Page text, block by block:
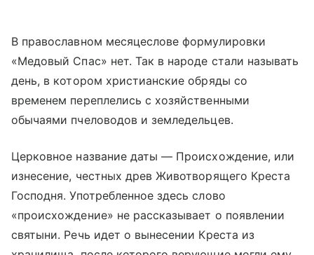
В православном месяцеслове формулировки
«Медовый Спас» нет. Так в народе стали называть
день, в котором христианские обряды со
временем переплелись с хозяйственными
обычаями пчеловодов и земледельцев.
Церковное название даты — Происхождение, или
изнесение, честных древ Животворящего Креста
Господня. Употребленное здесь слово
«происхождение» не рассказывает о появлении
святыни. Речь идет о вынесении Креста из